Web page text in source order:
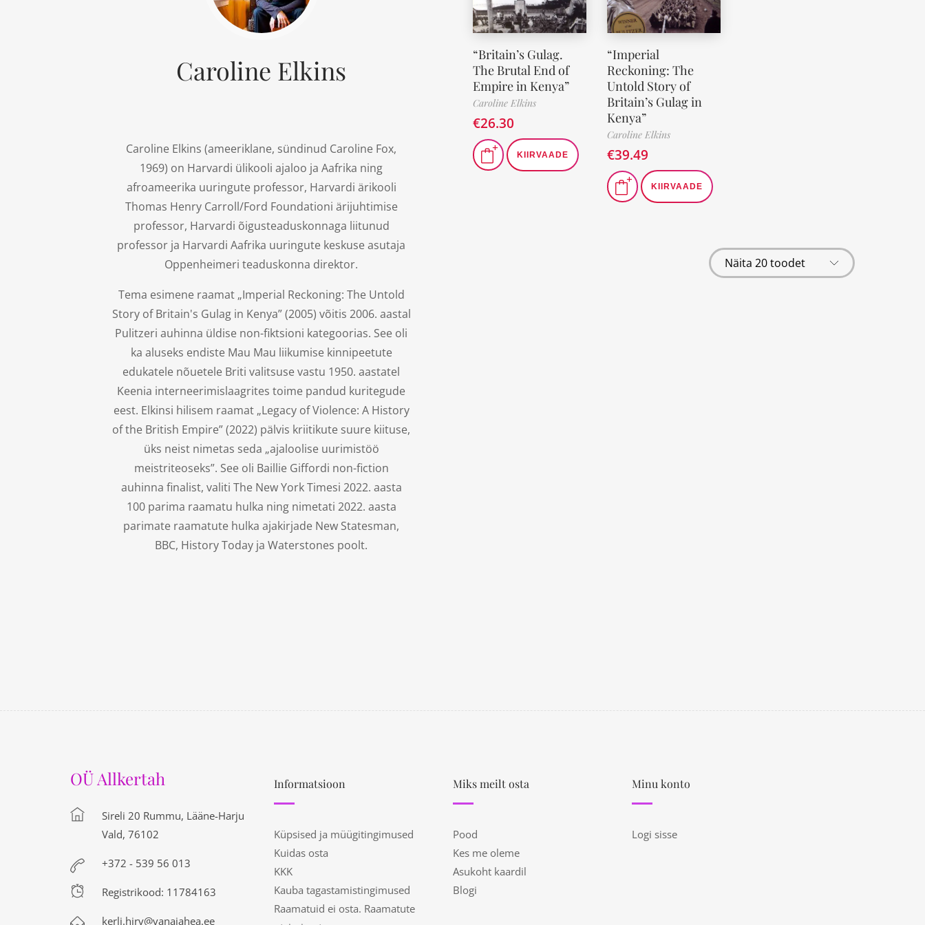
Caroline Elkins
Caroline Elkins (ameeriklane, sündinud Caroline Fox,
1969) on Harvardi ülikooli ajaloo ja Aafrika ning
afroameerika uuringute professor, Harvardi ärikooli
Thomas Henry Carroll/Ford Foundationi ärijuhtimise
professor, Harvardi õigusteaduskonnaga liitunud
professor ja Harvardi Aafrika uuringute keskuse asutaja
Oppenheimeri teaduskonna direktor.
Tema esimene raamat „Imperial Reckoning: The Untold
Story of Britain's Gulag in Kenya” (2005) võitis 2006. aastal
Pulitzeri auhinna üldise non-fiktsioni kategoorias. See oli
ka aluseks endiste Mau Mau liikumise kinnipeetute
edukatele nõuetele Briti valitsuse vastu 1950. aastatel
Keenia interneerimislaagrites toime pandud kuritegude
eest. Elkinsi hilisem raamat „Legacy of Violence: A History
of the British Empire” (2022) pälvis kriitikute suure kiituse,
üks neist nimetas seda „ajaloolise uurimistöö
meistriteoseks”. See oli Baillie Giffordi non-fiction
auhinna finalist, valiti The New York Timesi 2022. aasta
100 parima raamatu hulka ning nimetati 2022. aasta
parimate raamatute hulka ajakirjade New Statesman,
BBC, History Today ja Waterstones poolt.
“Britain’s Gulag.
The Brutal End of
Empire in Kenya”
Caroline Elkins
€26.30
KIIRVAADE
“Imperial
Reckoning: The
Untold Story of
Britain’s Gulag in
Kenya”
Caroline Elkins
€39.49
KIIRVAADE
OÜ Allkertah
Sireli 20 Rummu, Lääne-Harju
Vald, 76102
+372 - 539 56 013
Registrikood: 11784163
kerli.hirv@vanajahea.ee
Informatsioon
Küpsised ja müügitingimused
Kuidas osta
KKK
Kauba tagastamistingimused
Raamatuid ei osta. Raamatute
Miks meilt osta
Pood
Kes me oleme
Asukoht kaardil
Blogi
Minu konto
Logi sisse